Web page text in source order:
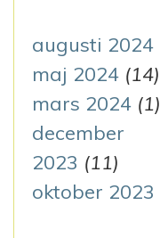
augusti 2024
maj 2024 (14)
mars 2024 (1)
december
2023 (11)
oktober 2023